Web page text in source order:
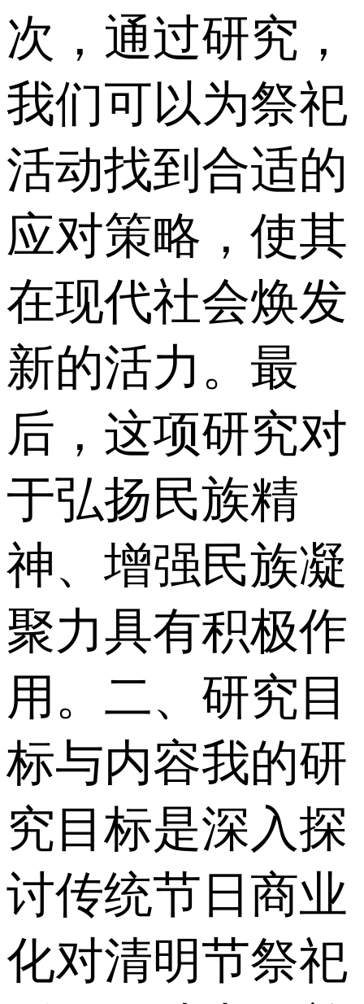
次，通过研究，
我们可以为祭祀
活动找到合适的
应对策略，使其
在现代社会焕发
新的活力。最
后，这项研究对
于弘扬民族精
神、增强民族凝
聚力具有积极作
用。 二、研究目
标与内容 我的研
究目标是深入探
讨传统节日商业
化对清明节祭祀